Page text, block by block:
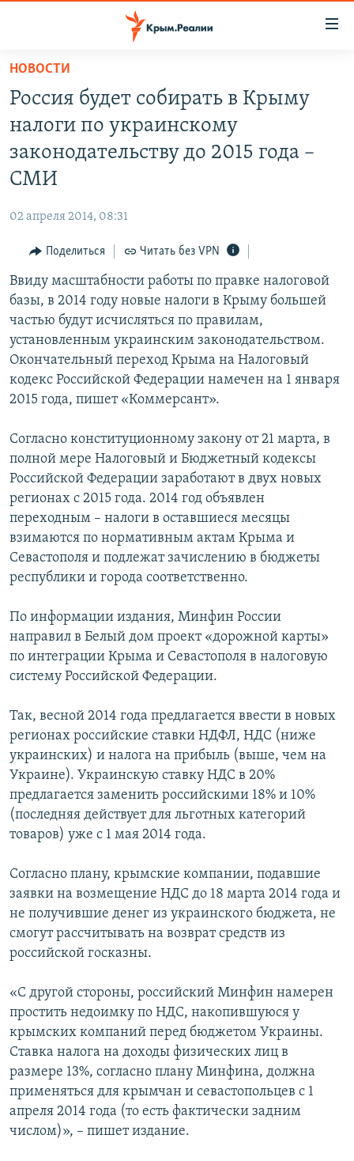
Вернуться
основному
содержанию
главной
Вернутся
поиску
СПЕЦПРОЕКТЫ
КАРТА ВОЕННЫХ ОБЪЕКТОВ КРЫМА
ИСТОРИЯ
ИНТЕРАКТИВ
ИНФОГРАФИКА
ТЕЛЕПРОЕКТ КРЫМ.РЕАЛИИ
СОВЕТЫ ПРАВОЗАЩИТНИКОВ
ПРОПАВШИЕ БЕЗ ВЕСТИ
ПОБЕДИТЕЛЕЙ НЕ СУДЯТ?
КРЫМ.НЕПОКОРЕННЫЙ
УКРАИНСКАЯ ПРОБЛЕМА КРЫМА
РАДІО СВОБОДА
КАК ОБОЙТИ БЛОКИРОВКУ
Українською
Qırımtatar
ПРИСОЕДИНЯЙТЕСЬ!
Все сайты RFE/RL
НОВОСТИ
Россия будет собирать в Крыму
налоги по украинскому
законодательству до 2015 года –
СМИ
02 апреля 2014, 08:31
Поделиться Читать без VPN
Ввиду масштабности работы по правке налоговой
базы, в 2014 году новые налоги в Крыму большей
частью будут исчисляться по правилам,
установленным украинским законодательством.
Окончательный переход Крыма на Налоговый
кодекс Российской Федерации намечен на 1 января
2015 года, пишет «Коммерсант».
Согласно конституционному закону от 21 марта, в
полной мере Налоговый и Бюджетный кодексы
Российской Федерации заработают в двух новых
регионах с 2015 года. 2014 год объявлен
переходным – налоги в оставшиеся месяцы
взимаются по нормативным актам Крыма и
Севастополя и подлежат зачислению в бюджеты
республики и города соответственно.
По информации издания, Минфин России
направил в Белый дом проект «дорожной карты»
по интеграции Крыма и Севастополя в налоговую
систему Российской Федерации.
Так, весной 2014 года предлагается ввести в новых
регионах российские ставки НДФЛ, НДС (ниже
украинских) и налога на прибыль (выше, чем на
Украине). Украинскую ставку НДС в 20%
предлагается заменить российскими 18% и 10%
(последняя действует для льготных категорий
товаров) уже с 1 мая 2014 года.
Согласно плану, крымские компании, подавшие
заявки на возмещение НДС до 18 марта 2014 года и
не получившие денег из украинского бюджета, не
смогут рассчитывать на возврат средств из
российской госказны.
«С другой стороны, российский Минфин намерен
простить недоимку по НДС, накопившуюся у
крымских компаний перед бюджетом Украины.
Ставка налога на доходы физических лиц в
размере 13%, согласно плану Минфина, должна
применяться для крымчан и севастопольцев с 1
апреля 2014 года (то есть фактически задним
числом)», – пишет издание.